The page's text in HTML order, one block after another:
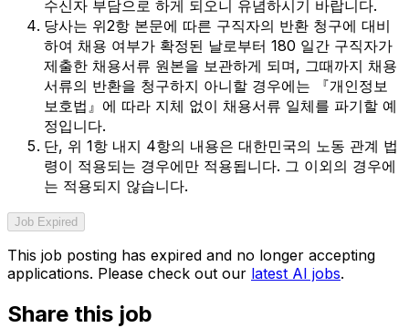
수신자 부담으로 하게 되오니 유념하시기 바랍니다.
당사는 위2항 본문에 따른 구직자의 반환 청구에 대비
하여 채용 여부가 확정된 날로부터 180 일간 구직자가
제출한 채용서류 원본을 보관하게 되며, 그때까지 채용
서류의 반환을 청구하지 아니할 경우에는 『개인정보
보호법』에 따라 지체 없이 채용서류 일체를 파기할 예
정입니다.
단, 위 1항 내지 4항의 내용은 대한민국의 노동 관계 법
령이 적용되는 경우에만 적용됩니다. 그 이외의 경우에
는 적용되지 않습니다.
Job Expired
This job posting has expired and no longer accepting
applications. Please check out our latest AI jobs.
Share this job